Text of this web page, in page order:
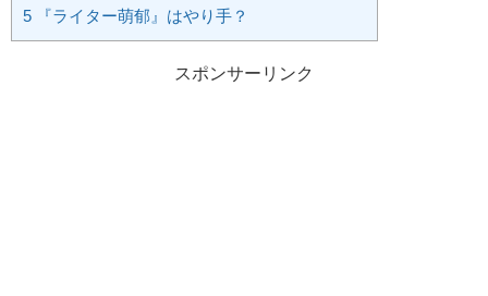
5 『ライター萌郁』はやり手？
スポンサーリンク